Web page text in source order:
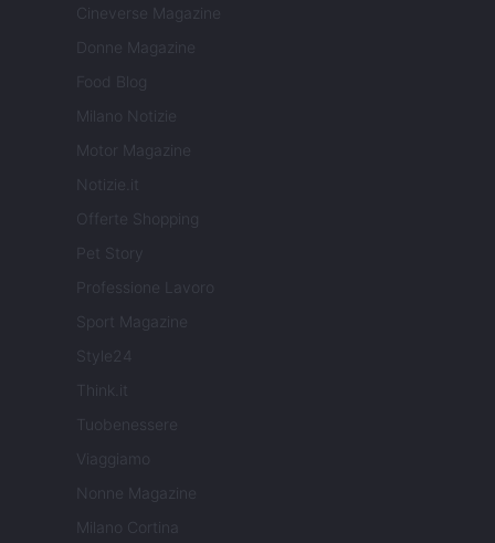
Cineverse Magazine
Donne Magazine
Food Blog
Milano Notizie
Motor Magazine
Notizie.it
Offerte Shopping
Pet Story
Professione Lavoro
Sport Magazine
Style24
Think.it
Tuobenessere
Viaggiamo
Nonne Magazine
Milano Cortina